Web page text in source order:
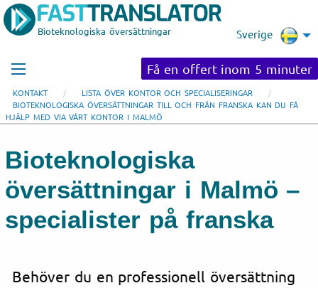
Bioteknologiska översättningar Sverige
Få en offert inom 5 minuter
KONTAKT
LISTA ÖVER KONTOR OCH SPECIALISERINGAR
BIOTEKNOLOGISKA ÖVERSÄTTNINGAR TILL OCH FRÅN FRANSKA KAN DU FÅ
HJÄLP MED VIA VÅRT KONTOR I MALMÖ
Bioteknologiska
översättningar i Malmö –
specialister på franska
Behöver du en professionell översättning